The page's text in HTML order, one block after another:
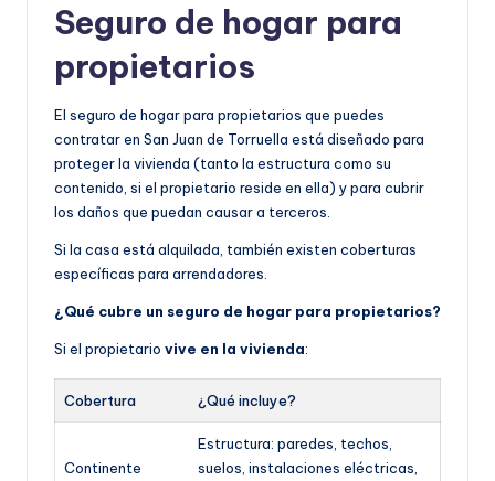
Seguro de hogar para
propietarios
El seguro de hogar para propietarios que puedes
contratar en San Juan de Torruella está diseñado para
proteger la vivienda (tanto la estructura como su
contenido, si el propietario reside en ella) y para cubrir
los daños que puedan causar a terceros.
Si la casa está alquilada, también existen coberturas
específicas para arrendadores.
¿Qué cubre un seguro de hogar para propietarios?
Si el propietario vive en la vivienda:
Cobertura ¿Qué incluye?
Continente
Estructura: paredes, techos,
suelos, instalaciones eléctricas,